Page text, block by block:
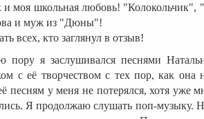
и моя школьная любовь!
и муж из "Дюны"!
всех, кто заглянул в отзыв!
пору я заслушивался песнями
с её творчеством с тех пор, как она
песням у меня не потерялся, хотя уже
Я продолжаю слушать поп-